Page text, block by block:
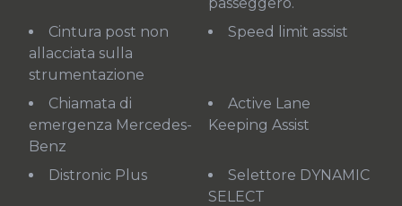
Cintura post non
allacciata sulla
strumentazione
Speed limit assist
Chiamata di
emergenza Mercedes-
Benz
Active Lane
Keeping Assist
Distronic Plus
Selettore DYNAMIC
SELECT